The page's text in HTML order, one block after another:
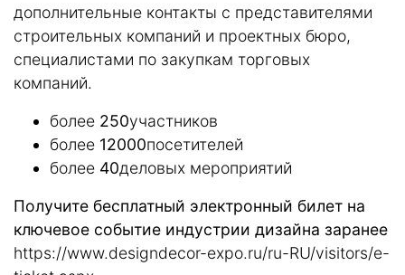
дополнительные контакты с представителями
строительных компаний и проектных бюро,
специалистами по закупкам торговых
компаний.
более 250участников
более 12000посетителей
более 40деловых мероприятий
Получите бесплатный электронный билет на
ключевое событие индустрии дизайна заранее
https://www.designdecor-expo.ru/ru-RU/visitors/e-